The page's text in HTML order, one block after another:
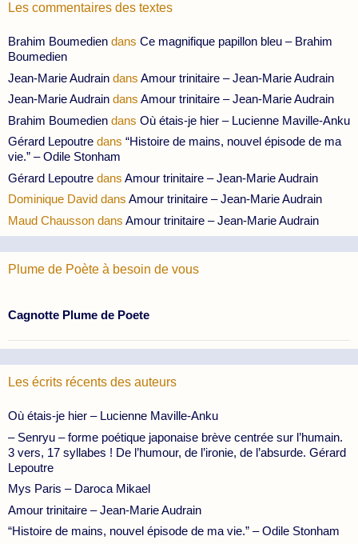
Les commentaires des textes
Brahim Boumedien dans Ce magnifique papillon bleu – Brahim
Boumedien
Jean-Marie Audrain dans Amour trinitaire – Jean-Marie Audrain
Jean-Marie Audrain dans Amour trinitaire – Jean-Marie Audrain
Brahim Boumedien dans Où étais-je hier – Lucienne Maville-Anku
Gérard Lepoutre dans “Histoire de mains, nouvel épisode de ma
vie.” – Odile Stonham
Gérard Lepoutre dans Amour trinitaire – Jean-Marie Audrain
Dominique David dans Amour trinitaire – Jean-Marie Audrain
Maud Chausson dans Amour trinitaire – Jean-Marie Audrain
Plume de Poète à besoin de vous
Cagnotte Plume de Poete
Les écrits récents des auteurs
Où étais-je hier – Lucienne Maville-Anku
– Senryu – forme poétique japonaise brève centrée sur l’humain.
3 vers, 17 syllabes ! De l’humour, de l’ironie, de l’absurde. Gérard
Lepoutre
Mys Paris – Daroca Mikael
Amour trinitaire – Jean-Marie Audrain
“Histoire de mains, nouvel épisode de ma vie.” – Odile Stonham